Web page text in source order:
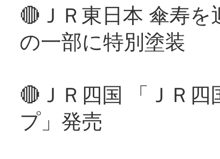
🔴ＪＲ東日本 傘寿
の一部に特別塗装
🔴ＪＲ四国 「ＪＲ
プ」発売